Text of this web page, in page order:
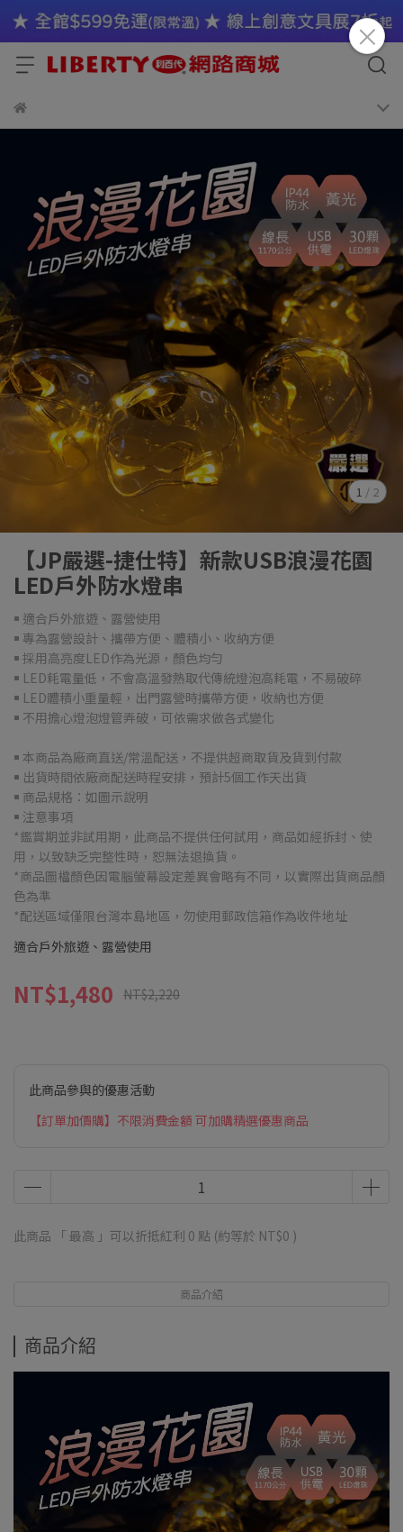
1 / 2
【JP嚴選-捷仕特】新款USB浪漫花園
LED戶外防水燈串
￭ 適合戶外旅遊、露營使用
￭ 專為露營設計、攜帶方便、體積小、收納方便
￭ 採用高亮度LED作為光源，顏色均勻
￭ LED耗電量低，不會高溫發熱取代傳統燈泡高耗電，不易破碎
￭ LED體積小重量輕，出門露營時攜帶方便，收納也方便
￭ 不用擔心燈泡燈管弄破，可依需求做各式變化
￭ 本商品為廠商直送/常溫配送，不提供超商取貨及貨到付款
￭ 出貨時間依廠商配送時程安排，預計5個工作天出貨
￭ 商品規格：如圖示說明
￭ 注意事項
*鑑賞期並非試用期，此商品不提供任何試用，商品如經拆封、使
用，以致缺乏完整性時，恕無法退換貨。
*商品圖檔顏色因電腦螢幕設定差異會略有不同，以實際出貨商品顏
色為準
*配送區域僅限台灣本島地區，勿使用郵政信箱作為收件地址
適合戶外旅遊、露營使用
NT$1,480 NT$2,220
此商品參與的優惠活動
【訂單加價購】不限消費金額 可加購精選優惠商品
此商品 「 最高 」可以折抵紅利 0 點 (約等於 NT$0 )
商品介紹
商品介紹